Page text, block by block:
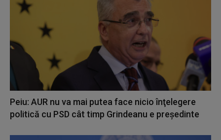
Peiu: AUR nu va mai putea face nicio înţelegere
politică cu PSD cât timp Grindeanu e preşedinte